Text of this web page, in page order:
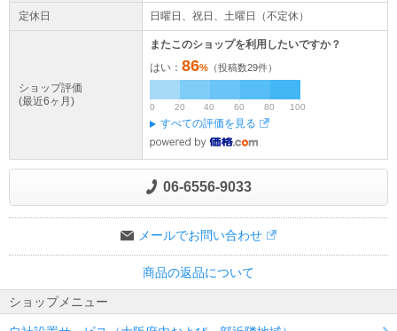
定休日 日曜日、祝日、土曜日（不定休）
ショップ評価
(最近6ヶ月)
またこのショップを利用したいですか？
はい： 86% （投稿数29件）
0 20 40 60 80 100
すべての評価を見る
06-6556-9033
メールでお問い合わせ
商品の返品について
ショップメニュー